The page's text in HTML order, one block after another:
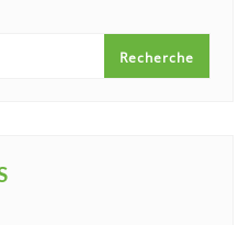
Recherche